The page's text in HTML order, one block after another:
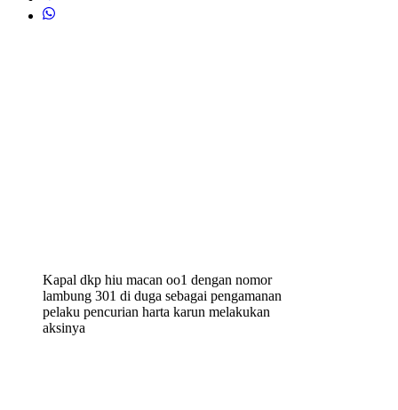
Kapal dkp hiu macan oo1 dengan nomor
lambung 301 di duga sebagai pengamanan
pelaku pencurian harta karun melakukan
aksinya